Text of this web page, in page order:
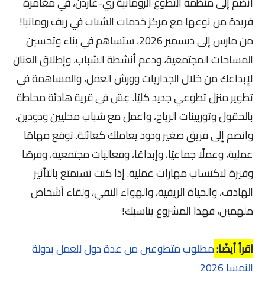
فريدة من نوعها مع مركز خدمات الشباب في ريف رومانيا!
من مارس إلى ديسمبر 2026، ستساهم في بناء وتحسين
المساحات المجتمعية، ودعم أنشطة الشباب، وإطلاق العنان
لإبداعك من خلال الجداريات وورش العمل، والمساهمة في
تطوير منزل تطوعي جديد كليًا. عِش في قرية هادئة محاطة
بالحقول وتوربينات الرياح، واعمل مع شباب محليين ودودين،
وانضم إلى فريق صغير ودود يعاملك كعائلة. توقع مهامًا
عملية، وعملًا جماعيًا، وإبداعًا، وفعاليات مجتمعية، وفرصًا
وفيرة لاكتساب مهارات عملية. إذا كنت تستمتع بالتأثير
الهادف، والحياة الريفية، والهواء النقي، ولقاء أشخاص
ملهمين، فهذا المشروع يناسبك!
اقرأ أيضًا:مطلوب متطوعين من عدة دول للعمل بدولة
النمسا 2026